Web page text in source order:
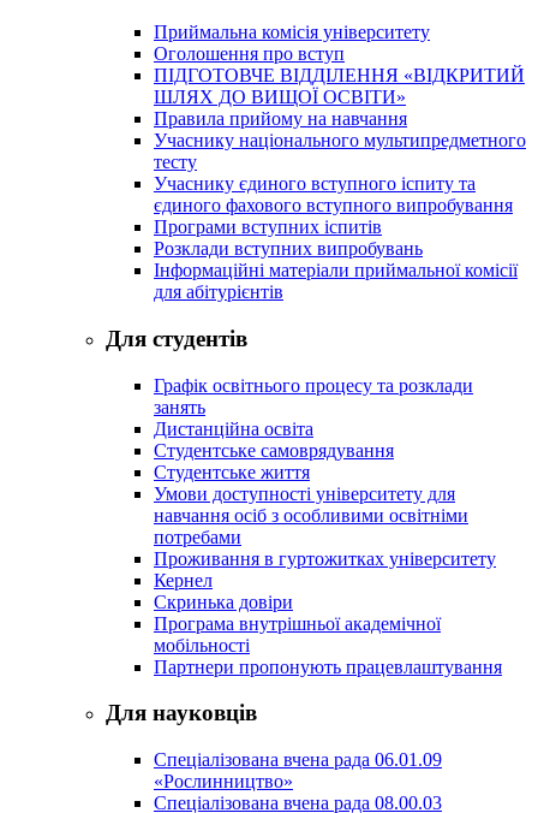
Приймальна комісія університету
Оголошення про вступ
ПІДГОТОВЧЕ ВІДДІЛЕННЯ «ВІДКРИТИЙ
ШЛЯХ ДО ВИЩОЇ ОСВІТИ»
Правила прийому на навчання
Учаснику національного мультипредметного
тесту
Учаснику єдиного вступного іспиту та
єдиного фахового вступного випробування
Програми вступних іспитів
Розклади вступних випробувань
Інформаційні матеріали приймальної комісії
для абітурієнтів
Для студентів
Графік освітнього процесу та розклади
занять
Дистанційна освіта
Студентське самоврядування
Студентське життя
Умови доступності університету для
навчання осіб з особливими освітніми
потребами
Проживання в гуртожитках університету
Кернел
Скринька довіри
Програма внутрішньої академічної
мобільності
Партнери пропонують працевлаштування
Для науковців
Спеціалізована вчена рада 06.01.09
«Рослинництво»
Спеціалізована вчена рада 08.00.03